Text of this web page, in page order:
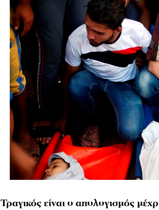
Τραγικός είναι ο απολογισμός